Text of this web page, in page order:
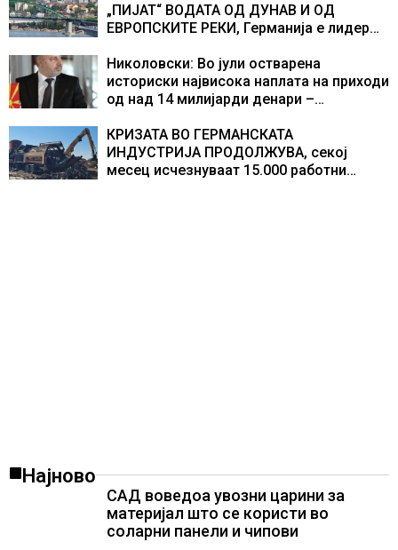
доживуваа овој настан што го промени
текот на историјата
„ПИЈАТ“ ВОДАТА ОД ДУНАВ И ОД
ЕВРОПСКИТЕ РЕКИ, Германија е лидер
центри за податоци
Николовски: Во јули остварена
историски највисока наплата на приходи
од над 14 милијарди денари –
резултати
КРИЗАТА ВО ГЕРМАНСКАТА
ИНДУСТРИЈА ПРОДОЛЖУВА, секој
месец исчезнуваат 15.000 работни
Најново
САД воведоа увозни царини за
материјал што се користи во
соларни панели и чипови